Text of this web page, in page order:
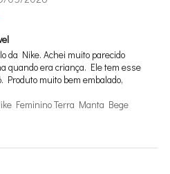
da Nike. Achei muito parecido
quando era criança. Ele tem esse
Produto muito bem embalado,
Feminino Terra Manta Bege